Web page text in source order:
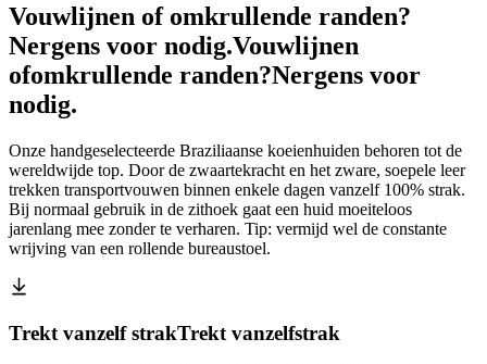
Vouwlijnen of omkrullende randen?
Nergens voor nodig.Vouwlijnen
ofomkrullende randen?Nergens voor
nodig.
Onze handgeselecteerde Braziliaanse koeienhuiden behoren tot de
wereldwijde top. Door de zwaartekracht en het zware, soepele leer
trekken transportvouwen binnen enkele dagen vanzelf 100% strak.
Bij normaal gebruik in de zithoek gaat een huid moeiteloos
jarenlang mee zonder te verharen. Tip: vermijd wel de constante
wrijving van een rollende bureaustoel.
Trekt vanzelf strakTrekt vanzelfstrak